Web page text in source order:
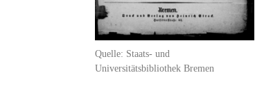
Quelle: Staats- und
Universitätsbibliothek Bremen